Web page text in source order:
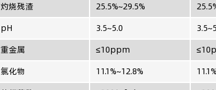
灼烧残渣
25.5%~29.5%
pH
3.5~5.0
重金属
≤10ppm
氯化物
11.1%~12.8%